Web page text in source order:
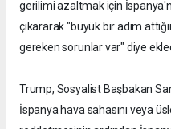
gerilimi azaltmak için
çıkararak "büyük bir adım
gereken sorunlar var" diye
Trump, Sosyalist Başbakan
İspanya hava sahasını veya